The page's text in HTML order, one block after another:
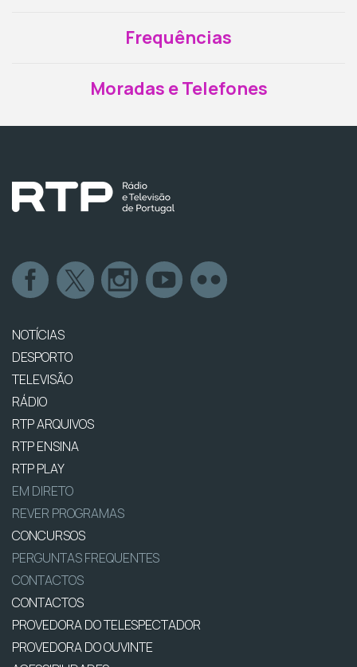
Frequências
Moradas e Telefones
NOTÍCIAS
DESPORTO
TELEVISÃO
RÁDIO
RTP ARQUIVOS
RTP ENSINA
RTP PLAY
EM DIRETO
REVER PROGRAMAS
CONCURSOS
PERGUNTAS FREQUENTES
CONTACTOS
CONTACTOS
PROVEDORA DO TELESPECTADOR
PROVEDORA DO OUVINTE